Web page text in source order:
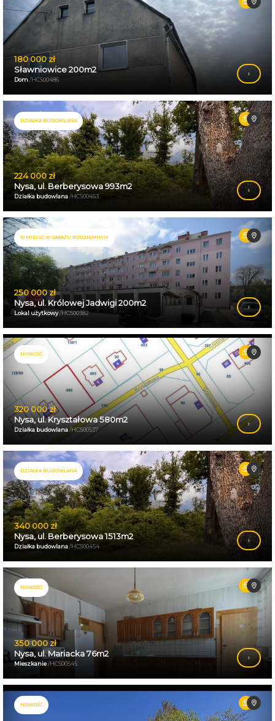
180 000 zł
Sławniowice 200m2
Dom/HCS00486
DZIAŁKA BUDOWLANA
224 000 zł
Nysa, ul. Berberysowa 993m2
Działka budowlana/HCS00453
10 MIEJSC W GARAŻU PODZIEMNYM
250 000 zł
Nysa, ul. Królowej Jadwigi 200m2
Lokal użytkowy/HCS00382
NOWOŚĆ
320 000 zł
Nysa, ul. Kryształowa 580m2
Działka budowlana/HCS00537
DZIAŁKA BUDOWLANA
340 000 zł
Nysa, ul. Berberysowa 1513m2
Działka budowlana/HCS00454
NOWOŚĆ
350 000 zł
Nysa, ul. Mariacka 76m2
Mieszkanie/HCS00545
NOWOŚĆ